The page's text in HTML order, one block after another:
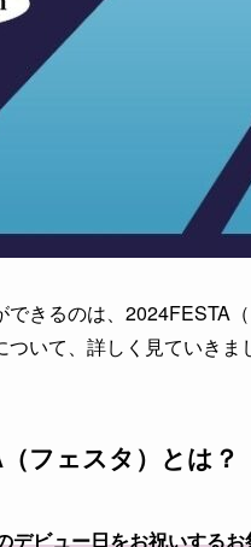
できるのは、2024FESTA
ついて、詳しく見ていきま
フェスタ）とは？
デビュー日をお祝いするお